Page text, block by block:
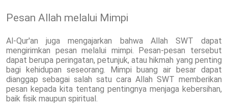
Pesan Allah melalui Mimpi
Al-Qur'an juga mengajarkan bahwa Allah SWT dapat
mengirimkan pesan melalui mimpi. Pesan-pesan tersebut
dapat berupa peringatan, petunjuk, atau hikmah yang penting
bagi kehidupan seseorang. Mimpi buang air besar dapat
dianggap sebagai salah satu cara Allah SWT memberikan
pesan kepada kita tentang pentingnya menjaga kebersihan,
baik fisik maupun spiritual.